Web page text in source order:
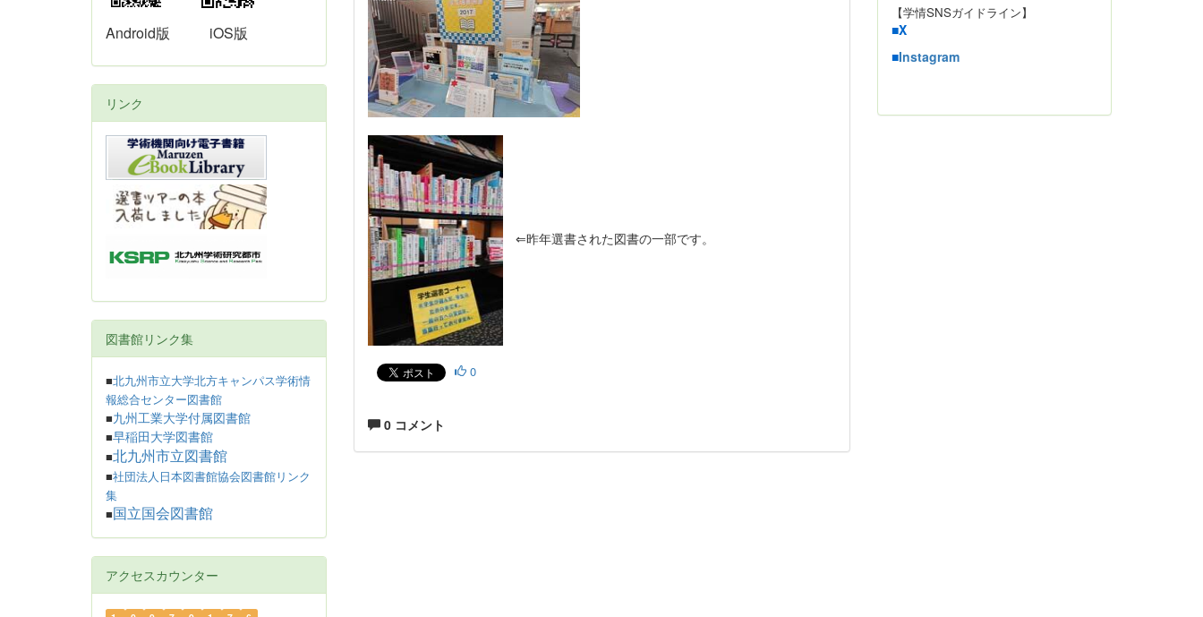
⇐昨年選書された図書の一部です。
0
0 コメント
Android版 iOS版
リンク
図書館リンク集
■北九州市立大学北方キャンパス学術情
報総合センター図書館
■九州工業大学付属図書館
■早稲田大学図書館
■北九州市立図書館
■社団法人日本図書館協会図書館リンク
集
■ 国立国会図書館
アクセスカウンター
【学情SNSガイドライン】
■X
■Instagram